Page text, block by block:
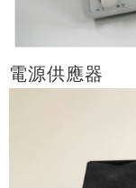
電源供應器